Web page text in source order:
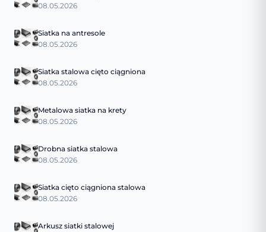
08.05.2026
Siatka na antresole
08.05.2026
Siatka stalowa cięto ciągniona
08.05.2026
Metalowa siatka na krety
08.05.2026
Drobna siatka stalowa
08.05.2026
Siatka cięto ciągniona stalowa
08.05.2026
Arkusz siatki stalowej